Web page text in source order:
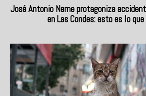
José Antonio Neme protagoniza
en Las Condes: esto es lo